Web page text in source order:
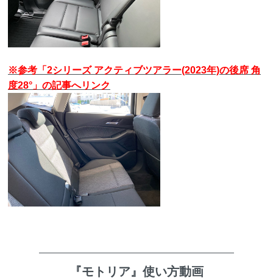
※参考「2シリーズ アクティブツアラー(2023年)の後席 角
度28°」の記事へリンク
『モトリア』使い方動画